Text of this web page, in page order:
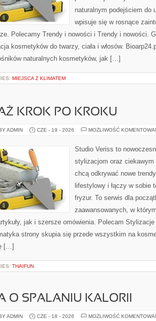
naturalnym podejściem do
wpisuje się w rosnące
Polecamy Trendy i nowości i Trendy i nowości.
kosmetyków do twarzy, ciała i włosów.
naturalnych kosmetyków, jak […]
MIEJSCA Z KLIMATEM
KROK PO KROKU
ADMIN CZE - 19 - 2026 MOŻLIWOŚĆ
Studio Veriss to
stylizacjom oraz ciekawym
chcą odkrywać nowe
lifestylowy i łączy w
fryzur. To serwis dla
zaawansowanych, w
jak i szersze omówienia. Polecam
strony skupia się przede wszystkim na
[…]
THAIFUN
O SPALANIU KALORII
ADMIN CZE - 18 - 2026 MOŻLIWOŚĆ